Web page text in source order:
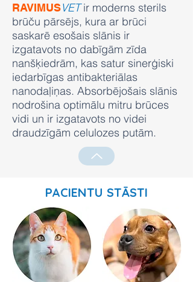
RAVIMUSVET ir moderns sterils
brūču pārsējs, kura ar brūci
saskarē esošais slānis ir
izgatavots no dabīgām zīda
nanšķiedrām, kas satur sinerģiski
iedarbīgas antibakteriālas
nanodaļiņas. Absorbējošais slānis
nodrošina optimālu mitru brūces
vidi un ir izgatavots no videi
draudzīgām celulozes putām.
PACIENTU STĀSTI